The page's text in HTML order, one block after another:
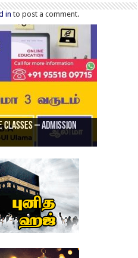
in to post a comment.
Classes – Admission
Classes – BA Arabic
ADMISSION
Jamia Al Hajiri
Riyadh